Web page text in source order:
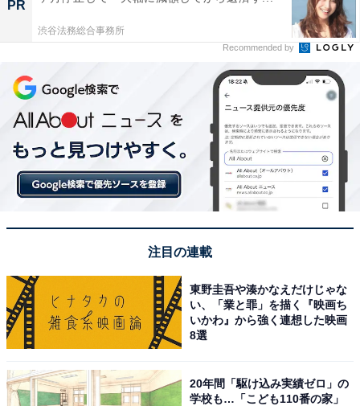
PR
渋谷法務総合事務所
Recommended by
注目の連載
東野圭吾や湊かなえだけじゃな
い、「業と罪」を描く『映画ち
いかわ』から強く連想した映画
8選
20年間「駆け込み実績ゼロ」の
学校も…「こども110番の家」